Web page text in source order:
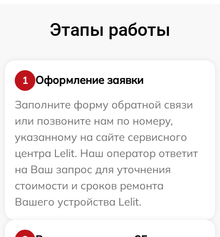
Этапы работы
1
Оформление заявки
Заполните форму обратной связи
или позвоните нам по номеру,
указанному на сайте сервисного
центра Lelit. Наш оператор ответит
на Ваш запрос для уточнения
стоимости и сроков ремонта
Вашего устройства Lelit.